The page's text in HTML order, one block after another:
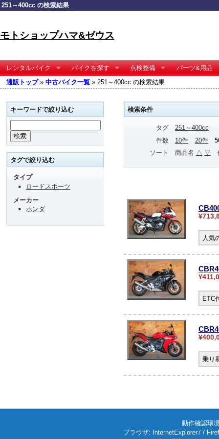
251～400cc の検索結果
モトショップハマ&ゼウス
レンタルバイク バイクを探す 点検整備
パーツ&用品
通販トップ» 中古バイク一覧 » 251～400cc の検索結果
検索条件
タグ
251～400cc
件数
10件 20件
ソート
商品名 △ ▽
人気
ETC
乗り
キーワードで絞り込む
タグで絞り込む
タイプ
ロードスポーツ
メーカー
ホンダ
動作確認環
ブラウザ: InternetExplorer7 /